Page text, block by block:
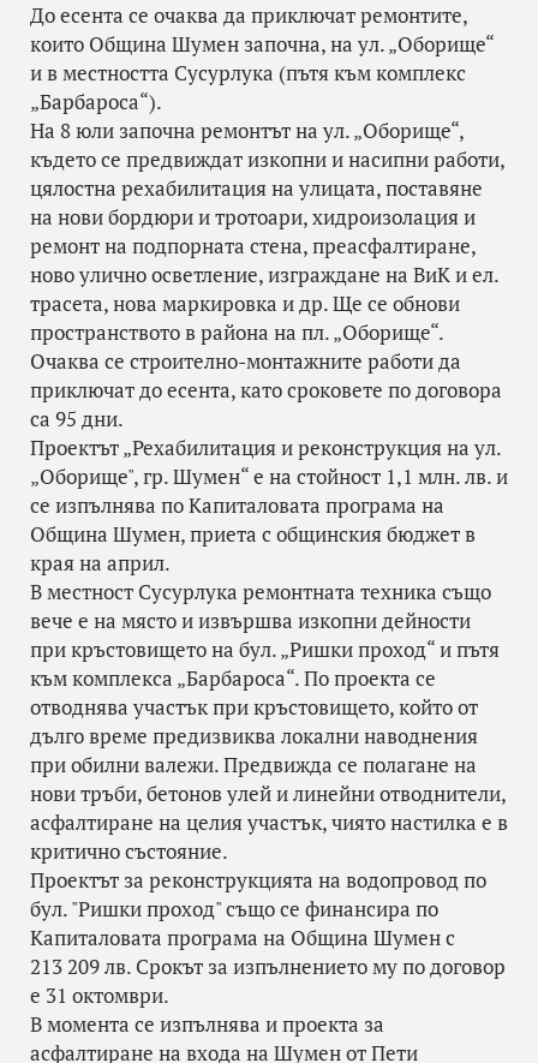
До есента се очаква да приключат ремонтите,
които Община Шумен започна, на ул. „Оборище“
и в местността Сусурлука (пътя към комплекс
„Барбароса“).
На 8 юли започна ремонтът на ул. „Оборище“,
където се предвиждат изкопни и насипни работи,
цялостна рехабилитация на улицата, поставяне
на нови бордюри и тротоари, хидроизолация и
ремонт на подпорната стена, преасфалтиране,
ново улично осветление, изграждане на ВиК и ел.
трасета, нова маркировка и др. Ще се обнови
пространството в района на пл. „Оборище“.
Очаква се строително-монтажните работи да
приключат до есента, като сроковете по договора
са 95 дни.
Проектът „Рехабилитация и реконструкция на ул.
„Оборище", гр. Шумен“ е на стойност 1,1 млн. лв. и
се изпълнява по Капиталовата програма на
Община Шумен, приета с общинския бюджет в
края на април.
В местност Сусурлука ремонтната техника също
вече е на място и извършва изкопни дейности
при кръстовището на бул. „Ришки проход“ и пътя
към комплекса „Барбароса“. По проекта се
отводнява участък при кръстовището, който от
дълго време предизвиква локални наводнения
при обилни валежи. Предвижда се полагане на
нови тръби, бетонов улей и линейни отводнители,
асфалтиране на целия участък, чиято настилка е в
критично състояние.
Проектът за реконструкцията на водопровод по
бул. "Ришки проход" също се финансира по
Капиталовата програма на Община Шумен с
213 209 лв. Срокът за изпълнението му по договор
е 31 октомври.
В момента се изпълнява и проекта за
асфалтиране на входа на Шумен от Пети